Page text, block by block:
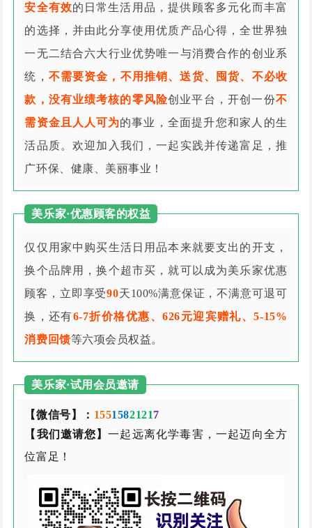
安全有效的日常生活用品，提供顾客多元化而丰富
的选择，并由此分享使用优质产品心得，全世界独
一无二结合六大行业优势唯一与消费合作的创业系
统， 不需要资金，不用推销、送货、囤货、不必收
款，没有业绩考核的零风险创业平台，开创一份不
需资金且人人可为的事业，全面提升您和家人的生
活品质。欢迎加入我们，一起实践并传递富足，推
广环保、健康、美丽事业！
美乐家·优惠顾客的权益
仅仅用家中购买生活日用品本来就要支出的开支，
换个品牌用，换个超市买，就可以成为美乐家优惠
顾客，立即享受90天100%满意保证，不满意可退可
换，还有6-7折价格优惠、626元迎宾赠礼、5-15%
消费回馈等六项会员权益。
美乐家·试用会员邀请
【微信号】： 15515821217
【我们邀请您】一起远离化学毒害，一起迈向全方
位富足！